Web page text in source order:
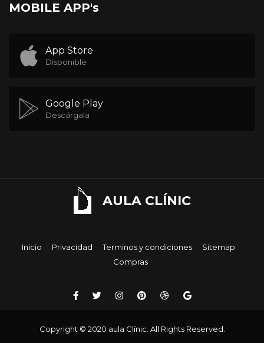
MOBILE APP's
App Store
Disponible
Google Play
Descárgala
AULA CLÍNIC
Inicio Privacidad Terminos y condiciones
Sitemap
Compras
Copyright © 2020 aula Clínic. All Rights Reserved.